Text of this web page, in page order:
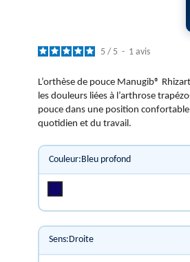
5 / 5 - 1 avis
L’orthèse de pouce Manugib®
les douleurs liées à l’arthrose
pouce dans une position
quotidien et du travail.
Couleur:Bleu profond
Sens:Droite